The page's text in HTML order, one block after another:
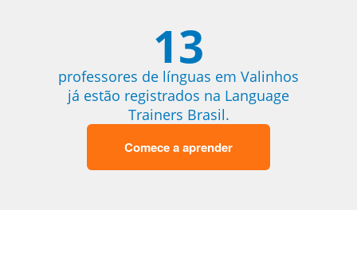
13
professores de línguas em Valinhos
já estão registrados na Language
Trainers Brasil.
Comece a aprender